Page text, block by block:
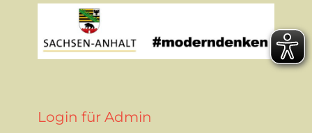
Login für Admin